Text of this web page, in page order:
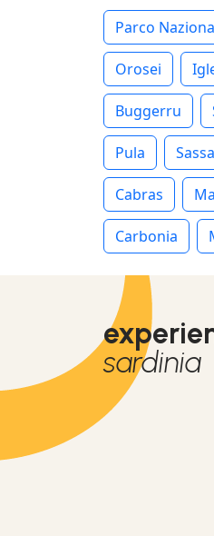
Parco
Orosei
Buggerru
Pula
Cabras
Carbonia
sardinia